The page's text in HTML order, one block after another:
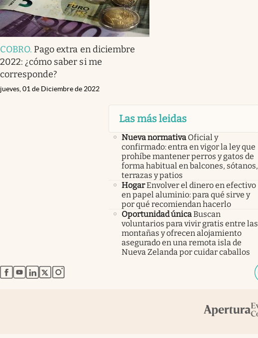
COBRO. Pago extra en diciembre
2022: ¿cómo saber si me
corresponde?
jueves, 01 de Diciembre de 2022
Las más leidas
Nueva normativa Oficial y
confirmado: entra en vigor la ley que
prohíbe mantener perros y gatos de
forma habitual en balcones, sótanos,
terrazas y patios
HogarEnvolver el dinero en efectivo
en papel aluminio: para qué sirve y
por qué recomiendan hacerlo
Oportunidad únicaBuscan
voluntarios para vivir gratis entre las
montañas y ofrecen alojamiento
asegurado en una remota isla de
Nueva Zelanda por cuidar caballos
abre en nueva pestaña
abre en nueva pestaña
abre en nueva pestaña
abre en nueva pestaña
abre en nueva pestaña